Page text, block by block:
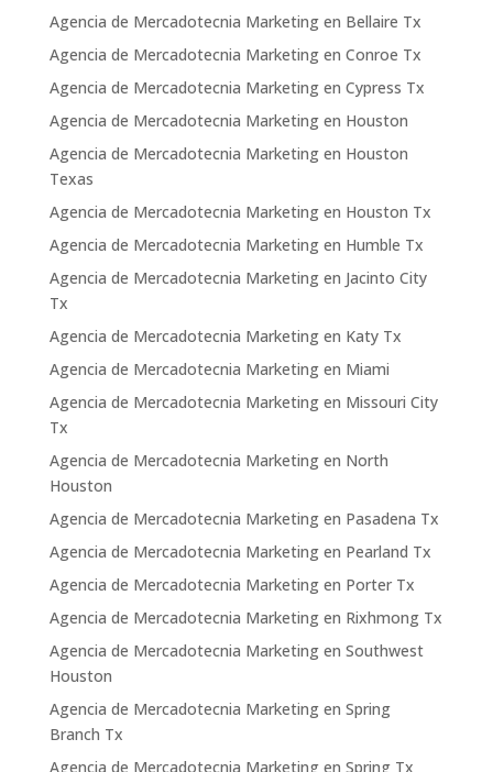
Agencia de Mercadotecnia Marketing en Bellaire Tx
Agencia de Mercadotecnia Marketing en Conroe Tx
Agencia de Mercadotecnia Marketing en Cypress Tx
Agencia de Mercadotecnia Marketing en Houston
Agencia de Mercadotecnia Marketing en Houston
Texas
Agencia de Mercadotecnia Marketing en Houston Tx
Agencia de Mercadotecnia Marketing en Humble Tx
Agencia de Mercadotecnia Marketing en Jacinto City
Tx
Agencia de Mercadotecnia Marketing en Katy Tx
Agencia de Mercadotecnia Marketing en Miami
Agencia de Mercadotecnia Marketing en Missouri City
Tx
Agencia de Mercadotecnia Marketing en North
Houston
Agencia de Mercadotecnia Marketing en Pasadena Tx
Agencia de Mercadotecnia Marketing en Pearland Tx
Agencia de Mercadotecnia Marketing en Porter Tx
Agencia de Mercadotecnia Marketing en Rixhmong Tx
Agencia de Mercadotecnia Marketing en Southwest
Houston
Agencia de Mercadotecnia Marketing en Spring
Branch Tx
Agencia de Mercadotecnia Marketing en Spring Tx